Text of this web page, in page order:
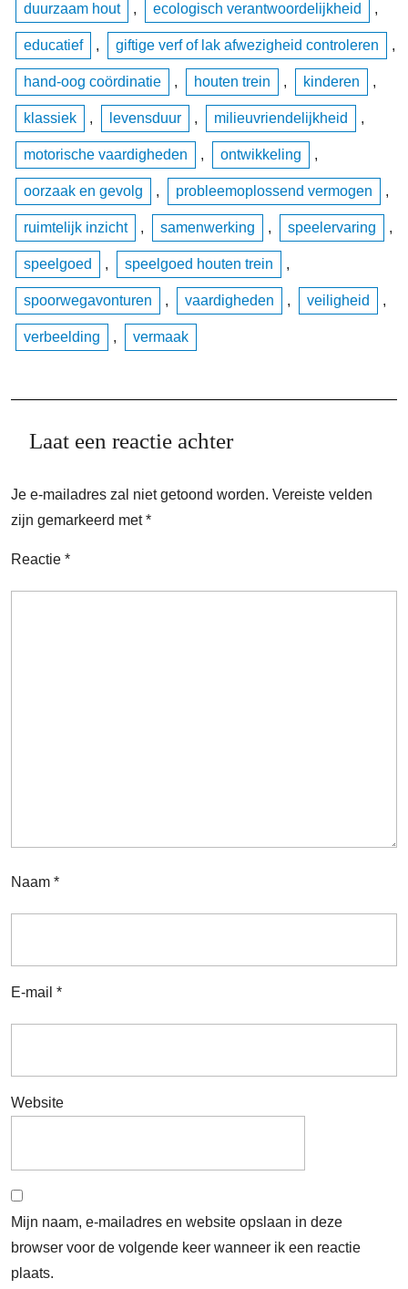
duurzaam hout , ecologisch verantwoordelijkheid ,
educatief , giftige verf of lak afwezigheid controleren ,
hand-oog coördinatie , houten trein , kinderen ,
klassiek , levensduur , milieuvriendelijkheid ,
motorische vaardigheden , ontwikkeling ,
oorzaak en gevolg , probleemoplossend vermogen ,
ruimtelijk inzicht , samenwerking , speelervaring ,
speelgoed , speelgoed houten trein ,
spoorwegavonturen , vaardigheden , veiligheid ,
verbeelding , vermaak
Laat een reactie achter
Je e-mailadres zal niet getoond worden. Vereiste velden
zijn gemarkeerd met*
Reactie *
Naam *
E-mail *
Website
Mijn naam, e-mailadres en website opslaan in deze
browser voor de volgende keer wanneer ik een reactie
plaats.